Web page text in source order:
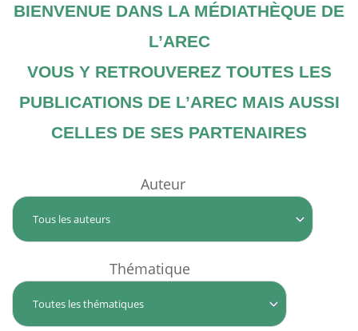
BIENVENUE DANS LA MÉDIATHÈQUE DE
L’AREC
VOUS Y RETROUVEREZ TOUTES LES
PUBLICATIONS DE L’AREC MAIS AUSSI
CELLES DE SES PARTENAIRES
Auteur
Thématique